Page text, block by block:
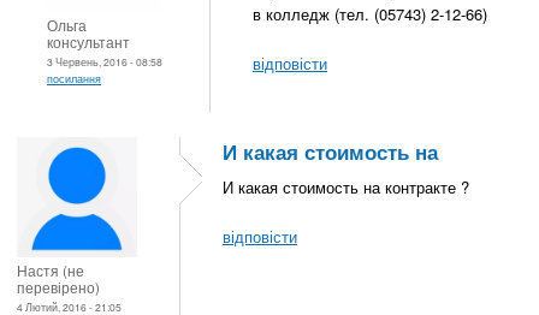
Ольга
консультант
3 Червень, 2016 - 08:58
посилання
в колледж (тел. (05743) 2-12-66)
відповісти
Настя (не
перевірено)
4 Лютий, 2016 - 21:05
И какая стоимость на
И какая стоимость на контракте ?
відповісти